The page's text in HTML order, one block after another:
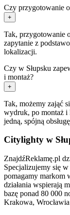
Czy przygotowanie
+
Tak, przygotowanie
zapytanie z
lokalizacji.
Czy w Słupsku
i montaż?
+
Tak, możemy zająć
wydruk, po montaż i
jedną, spójną
Citylighty w
ZnajdźReklamę.pl
Specjalizujemy się
pomagamy markom
działania wspierają
bazę ponad 80 000
Krakowa,